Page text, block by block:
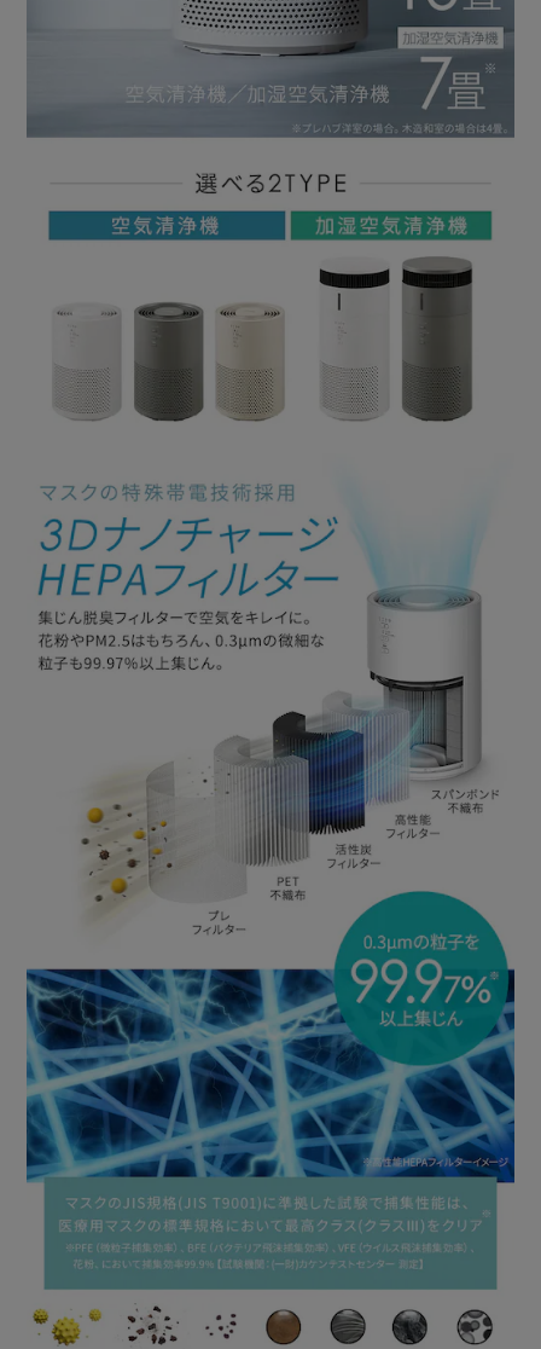
加湿ユニットを外さなくても、フタを外し上から水を注ぐだ
［中］普段使いに。宙に舞ったほこりを吸引。
［強］花粉のシーズンの帰宅時やニオイが気になるときに。
おやすみモードでは風量「弱」になり、おやすみランプが減
光。
◆家計にも環境にもやさしい省エネ
◆お手入れ簡単
普段のお手入れは1か月に1回程度、吸い込み口を掃除機で
吸い取るだけ。
汚れが気になったら、底面カバーを外してフィルターを掃除
機でお手入れ。
【加湿空気清浄機のみ】
水や湿気が通る部分は分解して全て丸洗いできる。
加湿ユニットを取り外し、空気清浄機単体での運転も可能。
コンパクトな省スペース設計で、すき間収納できる。